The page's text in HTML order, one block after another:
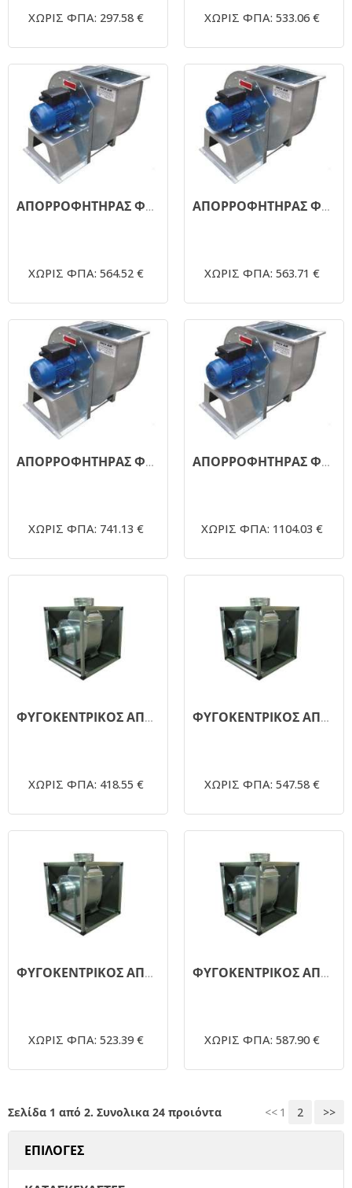
ΧΩΡΙΣ ΦΠΑ: 297.58 € ΧΩΡΙΣ ΦΠΑ: 533.06 €
ΑΠΟΡΡΟΦΗΤΗΡΑΣ ΦΥΓΟΚΕΝΤΡΙΚΟΣ ΜΟΝΗΣ ΑΝΑΡΡΟΦΗΣΗΣ 1450RPM - Φ350 - 3,0ΗΡ (380V)
ΧΩΡΙΣ ΦΠΑ: 564.52 €
ΑΠΟΡΡΟΦΗΤΗΡΑΣ ΦΥΓΟΚΕΝΤΡΙΚΟΣ ΜΟΝΗΣ ΑΝΑΡΡΟΦΗΣΗΣ 1450RPM - Φ350 - 4,0 ΗΡ (380V)
ΧΩΡΙΣ ΦΠΑ: 563.71 €
ΑΠΟΡΡΟΦΗΤΗΡΑΣ ΦΥΓΟΚΕΝΤΡΙΚΟΣ ΜΟΝΗΣ ΑΝΑΡΡΟΦΗΣΗΣ 1450RPM - Φ350 - 5,5 ΗΡ
ΧΩΡΙΣ ΦΠΑ: 741.13 €
ΑΠΟΡΡΟΦΗΤΗΡΑΣ ΦΥΓΟΚΕΝΤΡΙΚΟΣ ΜΟΝΗΣ ΑΝΑΡΡΟΦΗΣΗΣ 1450RPM - Φ450 - 7,5ΗΡ
ΧΩΡΙΣ ΦΠΑ: 1104.03 €
ΦΥΓΟΚΕΝΤΡΙΚΟΣ ΑΠΟΡΡΟΦΗΤΗΡΑΣ ΜΟΝΗΣ ΑΝΑΡΡΟΦΗΣΗΣ ΗΧΟΜΟΝΩΜΕΝΟΣ 1450RPM - Φ200 0,5ΗΡ 220V
ΧΩΡΙΣ ΦΠΑ: 418.55 €
ΦΥΓΟΚΕΝΤΡΙΚΟΣ ΑΠΟΡΡΟΦΗΤΗΡΑΣ ΜΟΝΗΣ ΑΝΑΡΡΟΦΗΣΗΣ ΗΧΟΜΟΝΩΜΕΝΟΣ 1450RPM - Φ250 1 ΗΡ
ΧΩΡΙΣ ΦΠΑ: 547.58 €
ΦΥΓΟΚΕΝΤΡΙΚΟΣ ΑΠΟΡΡΟΦΗΤΗΡΑΣ ΜΟΝΗΣ ΑΝΑΡΡΟΦΗΣΗΣ ΗΧΟΜΟΝΩΜΕΝΟΣ 1450RPM - Φ250 1ΗΡ 380V
ΧΩΡΙΣ ΦΠΑ: 523.39 €
ΦΥΓΟΚΕΝΤΡΙΚΟΣ ΑΠΟΡΡΟΦΗΤΗΡΑΣ ΜΟΝΗΣ ΑΝΑΡΡΟΦΗΣΗΣ ΗΧΟΜΟΝΩΜΕΝΟΣ 1450RPM - Φ250 1,5ΗΡ
ΧΩΡΙΣ ΦΠΑ: 587.90 €
Σελίδα 1 από 2. Συνολικα 24 προιόντα << 1 2 >>
ΕΠΙΛΟΓΕΣ